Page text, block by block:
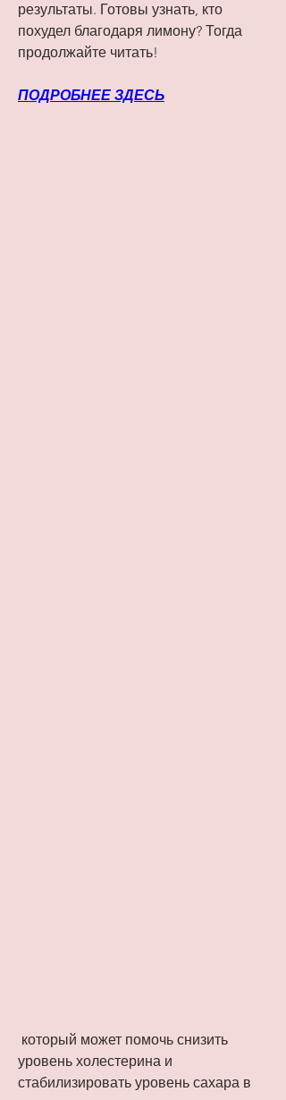
результаты. Готовы узнать, кто
похудел благодаря лимону? Тогда
продолжайте читать!
ПОДРОБНЕЕ ЗДЕСЬ
уровень холестерина и
стабилизировать уровень сахара в